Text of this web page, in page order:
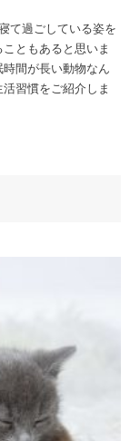
て過ごしている姿を
ともあると思いま
間が長い動物なん
習慣をご紹介しま